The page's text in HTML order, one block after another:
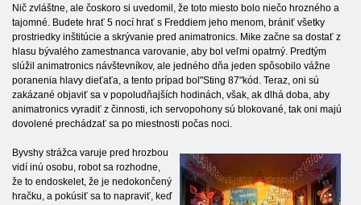
Nič zvláštne, ale čoskoro si uvedomil, že toto miesto bolo niečo hrozného a
tajomné. Budete hrať 5 nocí hrať s Freddiem jeho menom, brániť všetky
prostriedky inštitúcie a skrývanie pred animatronics. Mike začne sa dostať z
hlasu bývalého zamestnanca varovanie, aby bol veľmi opatrný. Predtým
slúžil animatronics návštevníkov, ale jedného dňa jeden spôsobilo vážne
poranenia hlavy dieťaťa, a tento prípad bol"Sting 87"kód. Teraz, oni sú
zakázané objaviť sa v popoludňajších hodinách, však, ak dlhá doba, aby
animatronics vyradiť z činnosti, ich servopohony sú blokované, tak oni majú
dovolené prechádzať sa po miestnosti počas noci.
Byvshy strážca varuje pred hrozbou
vidí inú osobu, robot sa rozhodne,
že to endoskelet, že je nedokončený
hračku, a pokúsiť sa to napraviť, keď